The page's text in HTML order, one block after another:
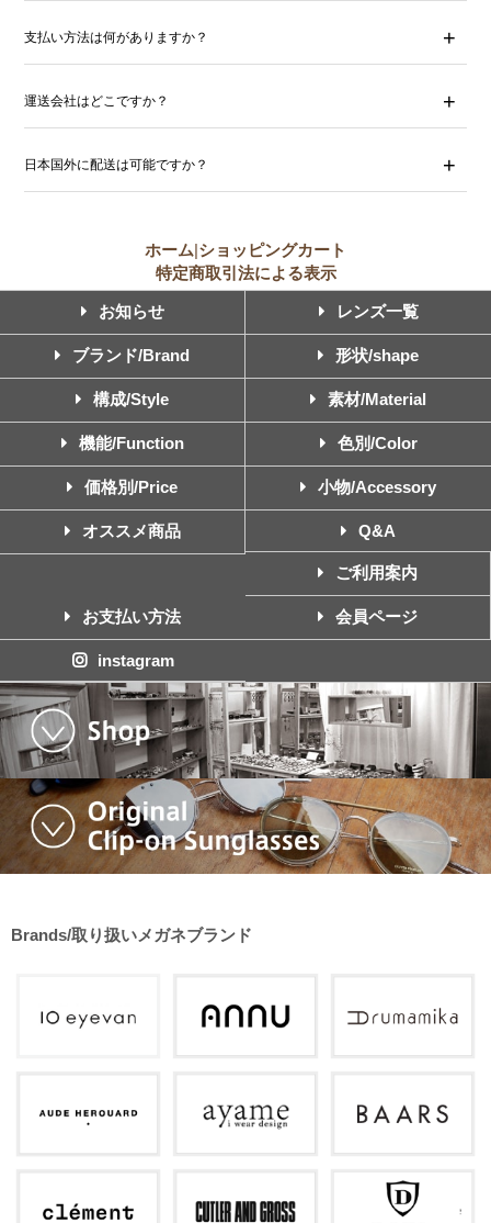
支払い方法は何がありますか？
運送会社はどこですか？
日本国外に配送は可能ですか？
ホーム|ショッピングカート
特定商取引法による表示
お知らせ レンズ一覧
ブランド/Brand 形状/shape
構成/Style 素材/Material
機能/Function 色別/Color
価格別/Price 小物/Accessory
オススメ商品 Q&A
ご利用案内
お支払い方法 会員ページ
instagram
Brands/取り扱いメガネブランド